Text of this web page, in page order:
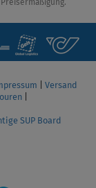
Versand
SUP Board